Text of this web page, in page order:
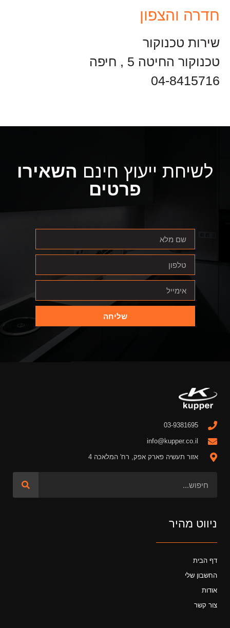
חדרה והצפון
שירות טכנוקור
טכנוקור החיטה 5 , חיפה
04-8415716
לשיחת ייעוץ חינם השאירו
פרטים
שליחה
03-9381695
info@kupper.co.il
אזור תעשיה פארק אפק, רח' המלאכה 4
ניווט מהיר
דף הבית
החשבון שלי
אודות
צור קשר